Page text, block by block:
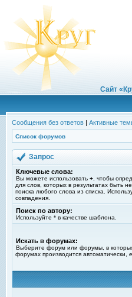
Сайт
Сообщения без ответов | Активные
Список форумов
Запрос
Ключевые слова:
Вы можете использовать + , чтобы
для слов, которых в результатах
поиска любого слова из списка.
совпадения.
Поиск по автору:
Используйте * в качестве шаблона.
Искать в форумах:
Выберите форум или форумы, в
форумах производится